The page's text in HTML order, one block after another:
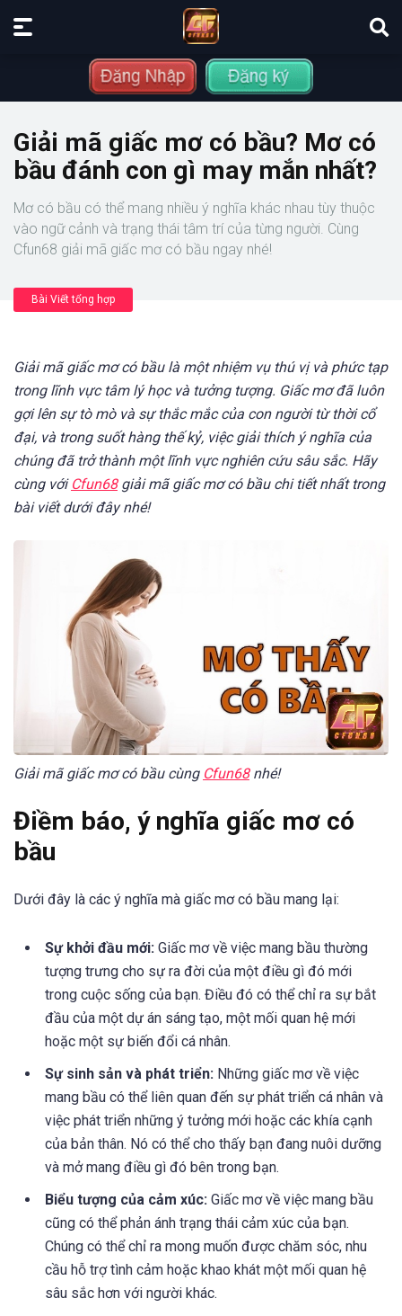
Giải mã giấc mơ có bầu? Mơ có
bầu đánh con gì may mắn nhất?
Mơ có bầu có thể mang nhiều ý nghĩa khác nhau tùy thuộc
vào ngữ cảnh và trạng thái tâm trí của từng người. Cùng
Cfun68 giải mã giấc mơ có bầu ngay nhé!
Bài Viết tổng hợp
Giải mã giấc mơ có bầu là một nhiệm vụ thú vị và phức tạp
trong lĩnh vực tâm lý học và tưởng tượng. Giấc mơ đã luôn
gợi lên sự tò mò và sự thắc mắc của con người từ thời cổ
đại, và trong suốt hàng thế kỷ, việc giải thích ý nghĩa của
chúng đã trở thành một lĩnh vực nghiên cứu sâu sắc. Hãy
cùng với Cfun68giải mã giấc mơ có bầu chi tiết nhất trong
bài viết dưới đây nhé!
Giải mã giấc mơ có bầu cùng Cfun68nhé!
Điềm báo, ý nghĩa giấc mơ có
bầu
Dưới đây là các ý nghĩa mà giấc mơ có bầu mang lại:
Sự khởi đầu mới: Giấc mơ về việc mang bầu thường
tượng trưng cho sự ra đời của một điều gì đó mới
trong cuộc sống của bạn. Điều đó có thể chỉ ra sự bắt
đầu của một dự án sáng tạo, một mối quan hệ mới
hoặc một sự biến đổi cá nhân.
Sự sinh sản và phát triển: Những giấc mơ về việc
mang bầu có thể liên quan đến sự phát triển cá nhân và
việc phát triển những ý tưởng mới hoặc các khía cạnh
của bản thân. Nó có thể cho thấy bạn đang nuôi dưỡng
và mở mang điều gì đó bên trong bạn.
Biểu tượng của cảm xúc: Giấc mơ về việc mang bầu
cũng có thể phản ánh trạng thái cảm xúc của bạn.
Chúng có thể chỉ ra mong muốn được chăm sóc, nhu
cầu hỗ trợ tình cảm hoặc khao khát một mối quan hệ
sâu sắc hơn với người khác.